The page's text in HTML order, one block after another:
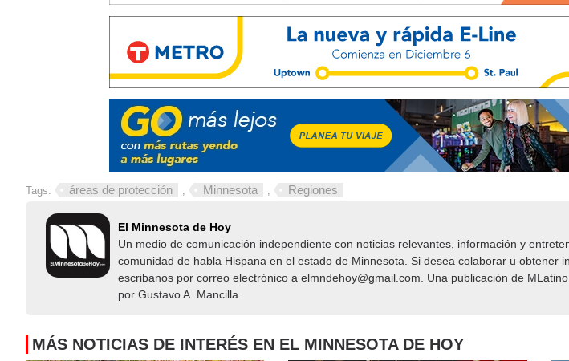
Tags: áreas de protección Minnesota Regiones
El Minnesota de Hoy
Un medio de comunicación independiente con noticias relevantes, información y
comunidad de habla Hispana en el estado de Minnesota. Si desea colaborar u obtener
escribanos por correo electrónico a elmndehoy@gmail.com. Una publicación de
por Gustavo A. Mancilla.
MÁS NOTICIAS DE INTERÉS EN EL MINNESOTA DE HOY